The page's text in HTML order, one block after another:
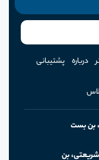
درباره پشتیبانی